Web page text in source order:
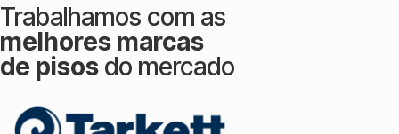
Trabalhamos com as
melhores marcas
de pisos do mercado